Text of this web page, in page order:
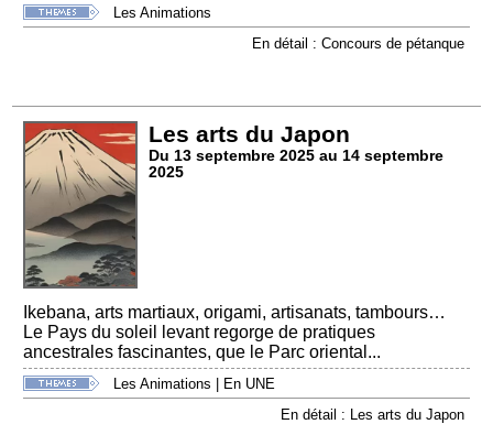
Les Animations
En détail : Concours de pétanque
Les arts du Japon
Du 13 septembre 2025 au 14 septembre
2025
Ikebana, arts martiaux, origami, artisanats, tambours…
Le Pays du soleil levant regorge de pratiques
ancestrales fascinantes, que le Parc oriental...
Les Animations
En UNE
En détail : Les arts du Japon